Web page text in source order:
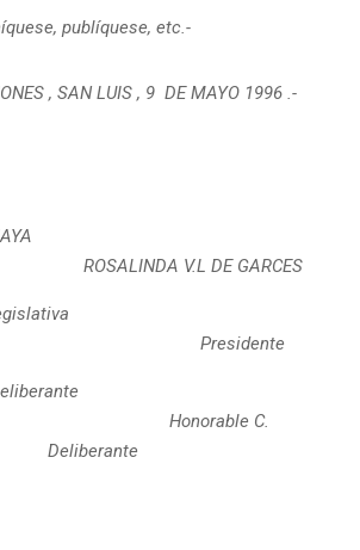
publíquese, etc.-
, SAN LUIS , 9 DE MAYO 1996 .-
Y. AMAYA
V.L DE GARCES
Legislativa
C. Deliberante
C.
Deliberante